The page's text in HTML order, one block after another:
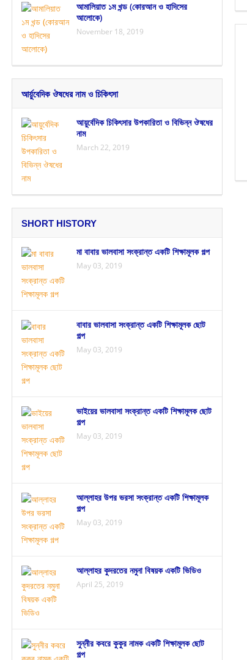
আমালিয়াত ১ম খন্ড (কোরআন ও হাদিসের
আলোকে)
November 18, 2019
আর্য়ুবেদিক ঔষধের নাম ও চিকিৎসা
আয়ুর্বেদিক চিকিৎসার উপকারিতা ও বিভিন্ন ঔষধের
নাম
March 22, 2019
SHORT HISTORY
মা বাবার ভালবাসা সংক্রান্ত একটি শিক্ষামূলক গল্প
May 03, 2019
বাবার ভালবাসা সংক্রান্ত একটি শিক্ষামূলক ছোট
গল্প
May 03, 2019
ভাইয়ের ভালবাসা সংক্রান্ত একটি শিক্ষামূলক ছোট
গল্প
May 03, 2019
আল্লাহর উপর ভরসা সংক্রান্ত একটি শিক্ষামূলক
গল্প
May 03, 2019
আল্লাহর কুদরতের নমুনা বিষয়ক একটি ভিডিও
April 25, 2019
সুন্নীর কবরে কুকুর নামক একটি শিক্ষামূলক ছোট
গল্প